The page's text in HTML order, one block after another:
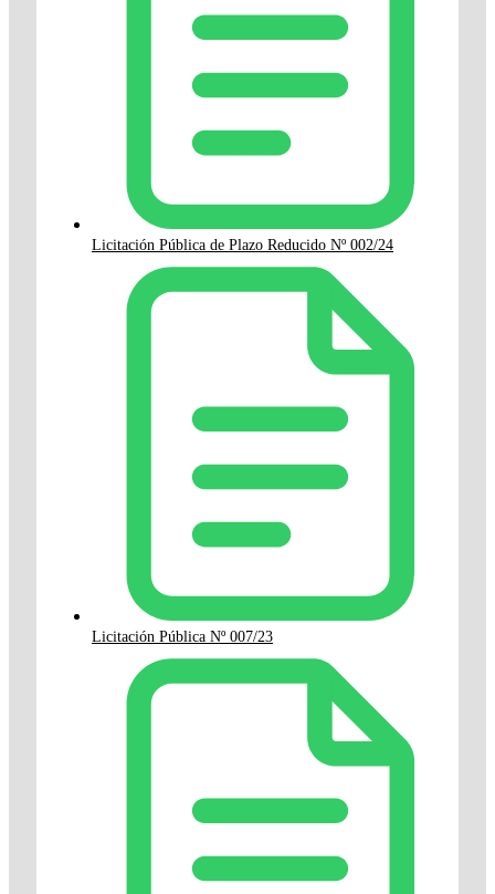
Licitación Pública de Plazo Reducido Nº 002/24
Licitación Pública Nº 007/23